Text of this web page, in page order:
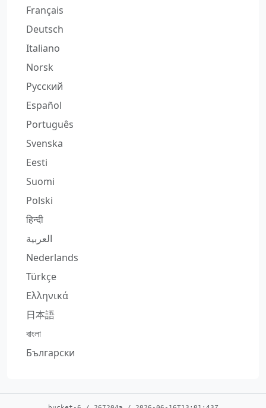
Français
Deutsch
Italiano
Norsk
Русский
Español
Português
Svenska
Eesti
Suomi
Polski
हिन्दी
العربية
Nederlands
Türkçe
Ελληνικά
日本語
বাংলা
Български